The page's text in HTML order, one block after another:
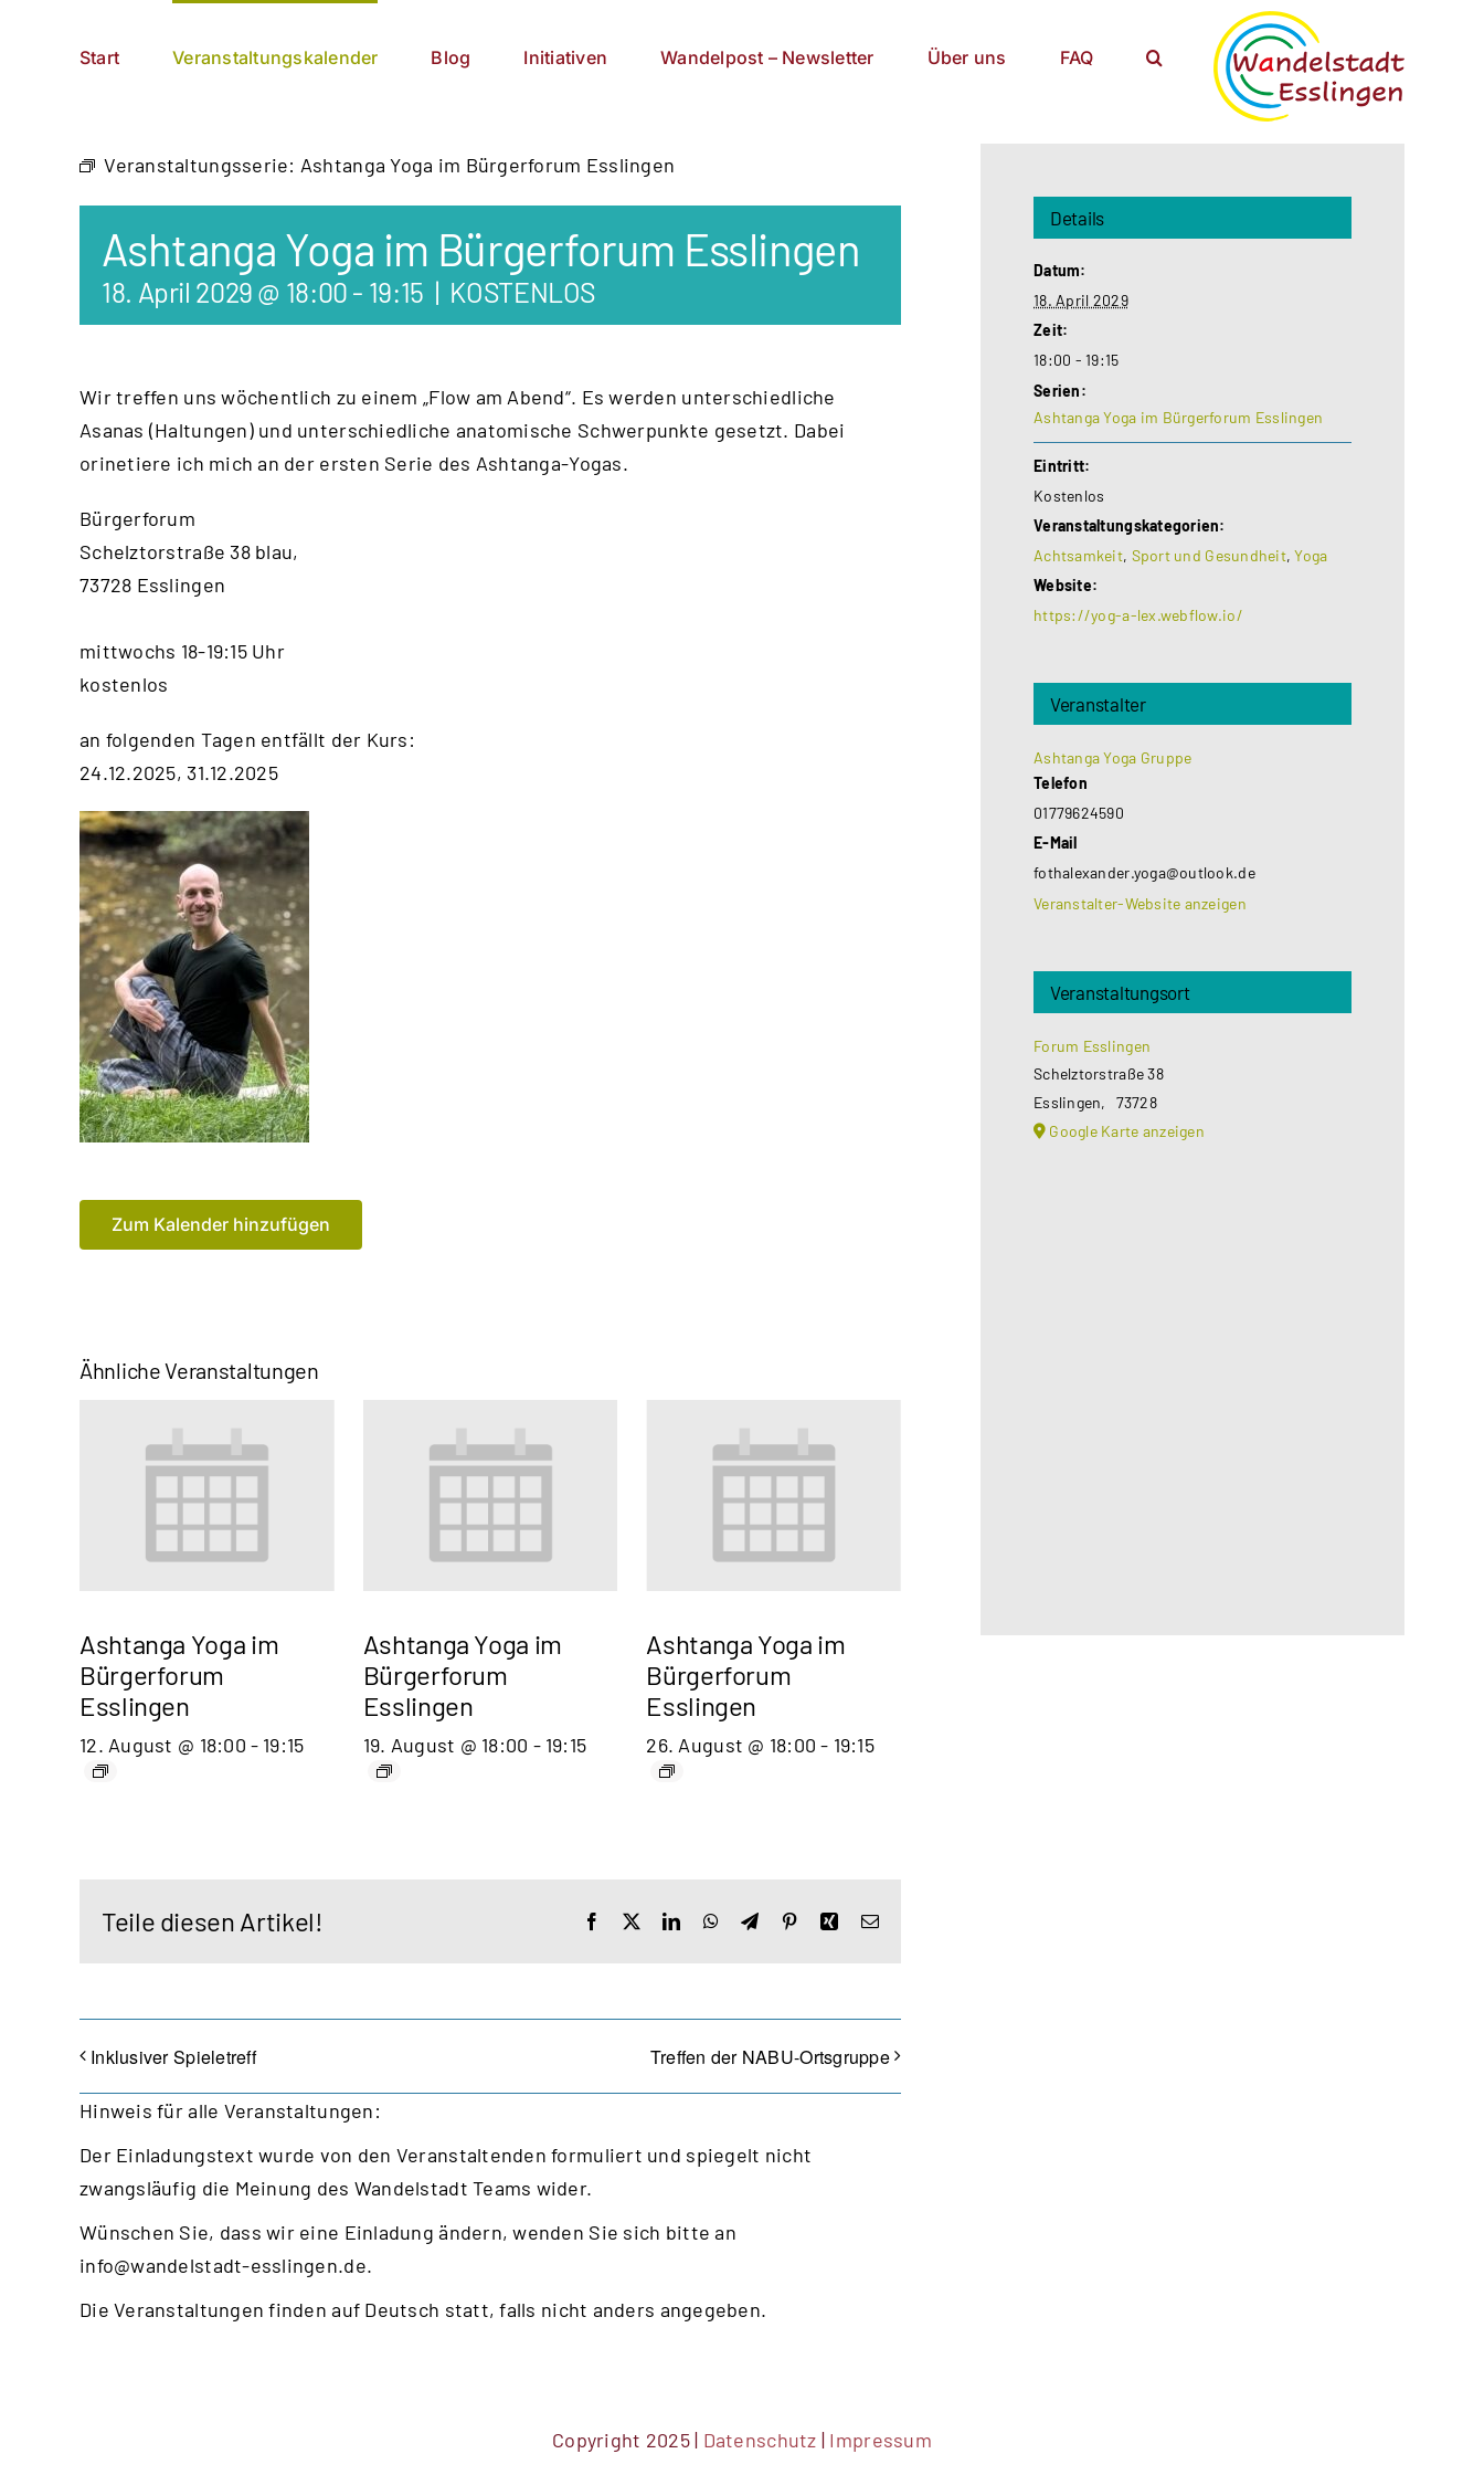
Start Veranstaltungskalender Blog Initiativen Wandelpost – Newsletter Über uns FAQ
Veranstaltungsserie: Ashtanga Yoga im Bürgerforum Esslingen
Ashtanga Yoga im Bürgerforum Esslingen
18. April 2029 @ 18:00 - 19:15 | KOSTENLOS
Wir treffen uns wöchentlich zu einem „Flow am Abend“. Es werden unterschiedliche
Asanas (Haltungen) und unterschiedliche anatomische Schwerpunkte gesetzt. Dabei
orinetiere ich mich an der ersten Serie des Ashtanga-Yogas.
Bürgerforum
Schelztorstraße 38 blau,
73728 Esslingen
mittwochs 18-19:15 Uhr
kostenlos
an folgenden Tagen entfällt der Kurs:
24.12.2025, 31.12.2025
Zum Kalender hinzufügen
Ähnliche Veranstaltungen
Ashtanga Yoga im
Bürgerforum
Esslingen
12. August @ 18:00 - 19:15
Ashtanga Yoga im
Bürgerforum
Esslingen
19. August @ 18:00 - 19:15
Ashtanga Yoga im
Bürgerforum
Esslingen
26. August @ 18:00 - 19:15
Teile diesen Artikel! Facebook LinkedInWhatsApp
TelegramPinterestXingE-
Inklusiver Spieletreff Treffen der NABU-Ortsgruppe
Hinweis für alle Veranstaltungen:
Der Einladungstext wurde von den Veranstaltenden formuliert und spiegelt nicht
zwangsläufig die Meinung des Wandelstadt Teams wider.
Wünschen Sie, dass wir eine Einladung ändern, wenden Sie sich bitte an
info@wandelstadt-esslingen.de.
Die Veranstaltungen finden auf Deutsch statt, falls nicht anders angegeben.
Details
Datum:
18. April 2029
Zeit:
18:00 - 19:15
Serien:
Ashtanga Yoga im Bürgerforum Esslingen
Eintritt:
Kostenlos
Veranstaltungskategorien:
Achtsamkeit, Sport und Gesundheit,Yoga
Website:
https://yog-a-lex.webflow.io/
Veranstalter
Ashtanga Yoga Gruppe
Telefon
01779624590
E-Mail
fothalexander.yoga@outlook.de
Veranstalter-Website anzeigen
Veranstaltungsort
Forum Esslingen
Schelztorstraße 38
Esslingen,
73728
Google Karte anzeigen
Copyright 2025 | Datenschutz | Impressum